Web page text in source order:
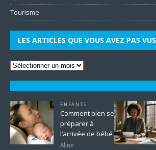
Tourisme
LES ARTICLES QUE VOUS AVEZ PAS VUS
ENFANTS
Comment bien se
préparer à
l’arrivée de bébé
Aline